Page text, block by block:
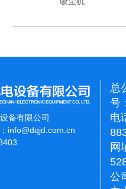
备有限公司
info@dqjd.com.cn
总
号
电
网
公